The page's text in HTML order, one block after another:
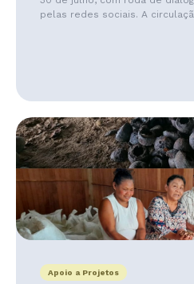
pelas redes sociais. A
Apoio a Projetos